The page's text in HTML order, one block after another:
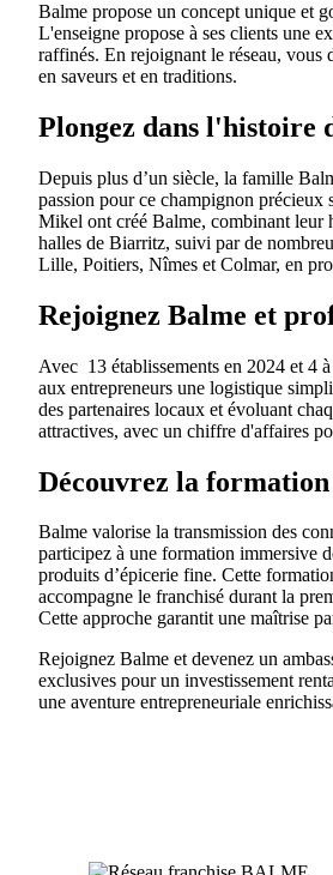
Balme propose un concept unique et
L'enseigne propose à ses clients une
raffinés. En rejoignant le réseau, vous
en saveurs et en traditions.
Plongez dans l'histoire
Depuis plus d’un siècle, la famille
passion pour ce champignon précieux
Mikel ont créé Balme, combinant leur
halles de Biarritz, suivi par de
Lille, Poitiers, Nîmes et Colmar, en
Rejoignez Balme et
Avec 13 établissements en 2024 et 4
aux entrepreneurs une logistique
des partenaires locaux et évoluant
attractives, avec un chiffre d'affaires
Découvrez la
Balme valorise la transmission des
participez à une formation immersive
produits d’épicerie fine. Cette
accompagne le franchisé durant la
Cette approche garantit une maîtrise
Rejoignez Balme et devenez un
exclusives pour un investissement
une aventure entrepreneuriale